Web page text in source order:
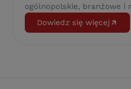
ogólnopolskie, branżowe i
Dowiedz się więcej